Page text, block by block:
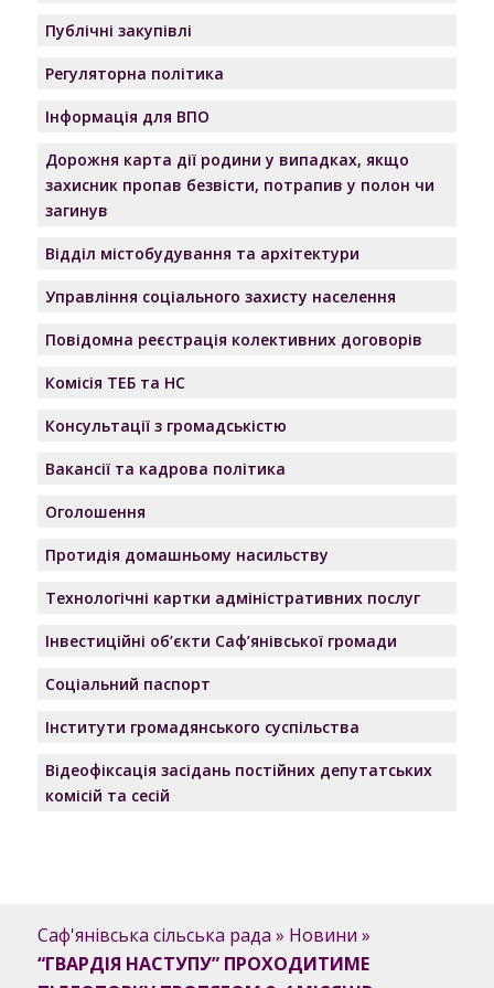
Публічні закупівлі
Регуляторна політика
Інформація для ВПО
Дорожня карта дії родини у випадках, якщо
захисник пропав безвісти, потрапив у полон чи
загинув
Відділ містобудування та архітектури
Управління соціального захисту населення
Повідомна реєстрація колективних договорів
Комісія ТЕБ та НС
Консультації з громадськістю
Вакансії та кадрова політика
Оголошення
Протидія домашньому насильству
Технологічні картки адміністративних послуг
Інвестиційні об’єкти Саф’янівської громади
Соціальний паспорт
Інститути громадянського суспільства
Відеофіксація засідань постійних депутатських
комісій та сесій
Саф'янівська сільська рада » Новини »
“ГВАРДІЯ НАСТУПУ” ПРОХОДИТИМЕ